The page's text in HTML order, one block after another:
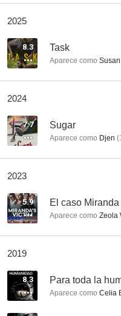
Si decido quedarme
2025
8.3 Task
Aparece como
2024
7.7 Sugar
Aparece como Djen (
2023
5.9 El caso Miranda
Aparece como Zeola
2019
8.3 Para toda la
Aparece como Celia